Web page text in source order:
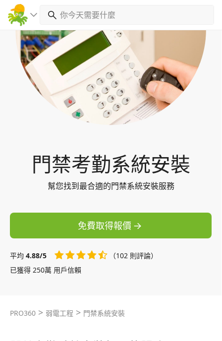
門禁考勤系統安裝
幫您找到最合適的門禁系統安裝服務
免費取得報價
平均 4.88/5
（102 則評論）
已獲得 250萬 用戶信賴
PRO360 > 弱電工程 > 門禁系統安裝